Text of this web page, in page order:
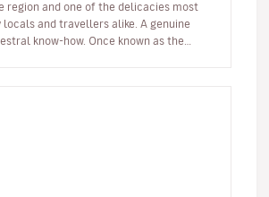
region and one of the delicacies most
locals and travellers alike. A genuine
know-how. Once known as the